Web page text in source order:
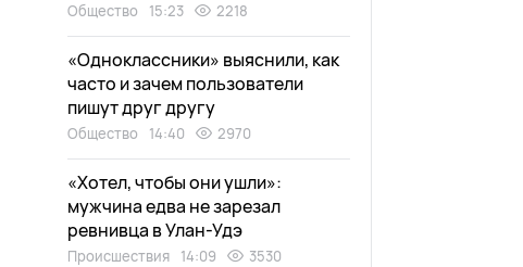
Общество 15:23 2218
«Одноклассники» выяснили, как
часто и зачем пользователи
пишут друг другу
Общество 14:40 2970
«Хотел, чтобы они ушли»:
мужчина едва не зарезал
ревнивца в Улан-Удэ
Происшествия 14:09 3530